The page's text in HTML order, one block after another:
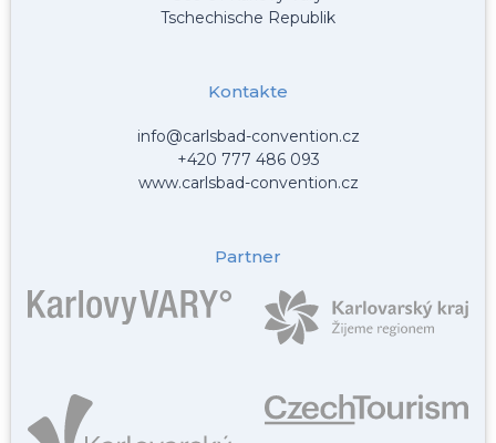
Tschechische Republik
Kontakte
info@carlsbad-convention.cz
+420 777 486 093
www.carlsbad-convention.cz
Partner